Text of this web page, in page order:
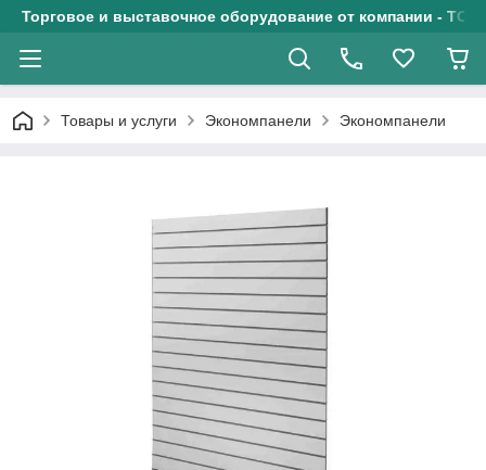
Торговое и выставочное оборудование от компании - ТОО
Товары и услуги Экономпанели Экономпанели